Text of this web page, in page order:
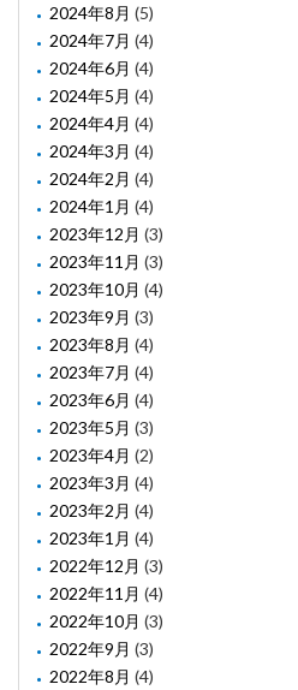
2024年8月 (5)
2024年7月 (4)
2024年6月 (4)
2024年5月 (4)
2024年4月 (4)
2024年3月 (4)
2024年2月 (4)
2024年1月 (4)
2023年12月 (3)
2023年11月 (3)
2023年10月 (4)
2023年9月 (3)
2023年8月 (4)
2023年7月 (4)
2023年6月 (4)
2023年5月 (3)
2023年4月 (2)
2023年3月 (4)
2023年2月 (4)
2023年1月 (4)
2022年12月 (3)
2022年11月 (4)
2022年10月 (3)
2022年9月 (3)
2022年8月 (4)